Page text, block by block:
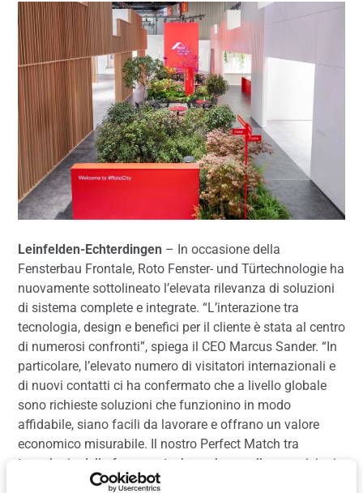
Leinfelden-Echterdingen – In occasione della
Fensterbau Frontale, Roto Fenster‑ und Türtechnologie ha
nuovamente sottolineato l’elevata rilevanza di soluzioni
di sistema complete e integrate. “L’interazione tra
tecnologia, design e benefici per il cliente è stata al centro
di numerosi confronti”, spiega il CEO Marcus Sander. “In
particolare, l’elevato numero di visitatori internazionali e
di nuovi contatti ci ha confermato che a livello globale
sono richieste soluzioni che funzionino in modo
affidabile, siano facili da lavorare e offrano un valore
economico misurabile. Il nostro Perfect Match tra
tecnologia della ferramenta, know-how sulle guarnizioni
e servizi contribuisce a soddisfare questa esigenza,